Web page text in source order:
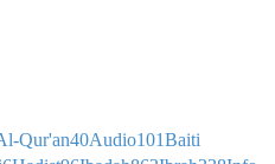
Qur'an40Audio101Baiti